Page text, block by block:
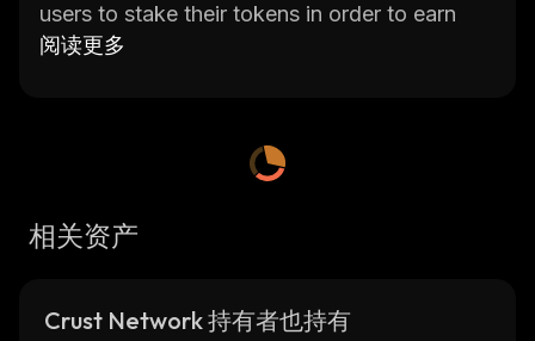
users to stake their tokens in order to earn
rewards. This incentivizes users to secure the
horizontal scaling of the network. This means
more nodes join the network. Additionally, the
signatures which help keep user data secure.
阅读更多
相关资产
Crust Network 持有者也持有